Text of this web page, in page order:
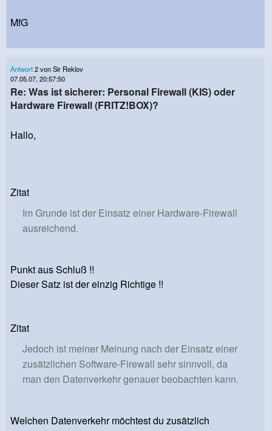
MfG
Antwort2 von Sir Reklov
07.05.07, 20:57:50
Re: Was ist sicherer: Personal Firewall (KIS) oder
Hardware Firewall (FRITZ!BOX)?
Hallo,
Zitat
Im Grunde ist der Einsatz einer Hardware-Firewall
ausreichend.
Punkt aus Schluß !!
Dieser Satz ist der einzig Richtige !!
Zitat
Jedoch ist meiner Meinung nach der Einsatz einer
zusätzlichen Software-Firewall sehr sinnvoll, da
man den Datenverkehr genauer beobachten kann.
Welchen Datenverkehr möchtest du zusätzlich